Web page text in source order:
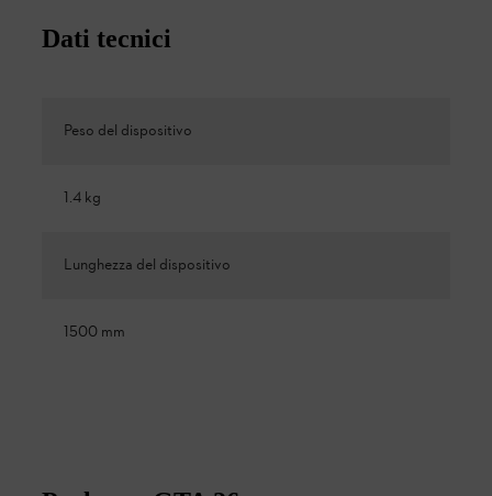
Dati tecnici
Peso del dispositivo
1.4 kg
Lunghezza del dispositivo
1500 mm